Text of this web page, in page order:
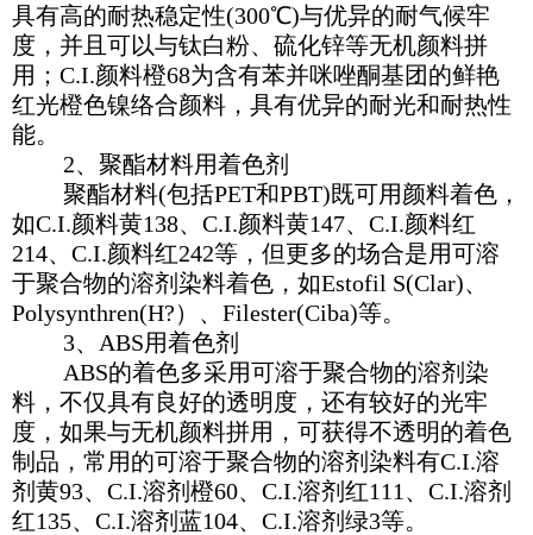
具有高的耐热稳定性(300℃)与优异的耐气候牢
度，并且可以与钛白粉、硫化锌等无机颜料拼
用；C.I.颜料橙68为含有苯并咪唑酮基团的鲜艳
红光橙色镍络合颜料，具有优异的耐光和耐热性
能。
2、聚酯材料用着色剂
聚酯材料(包括PET和PBT)既可用颜料着色，
如C.I.颜料黄138、C.I.颜料黄147、C.I.颜料红
214、C.I.颜料红242等，但更多的场合是用可溶
于聚合物的溶剂染料着色，如Estofil S(Clar)、
Polysynthren(H?）、Filester(Ciba)等。
3、ABS用着色剂
ABS的着色多采用可溶于聚合物的溶剂染
料，不仅具有良好的透明度，还有较好的光牢
度，如果与无机颜料拼用，可获得不透明的着色
制品，常用的可溶于聚合物的溶剂染料有C.I.溶
剂黄93、C.I.溶剂橙60、C.I.溶剂红111、C.I.溶剂
红135、C.I.溶剂蓝104、C.I.溶剂绿3等。